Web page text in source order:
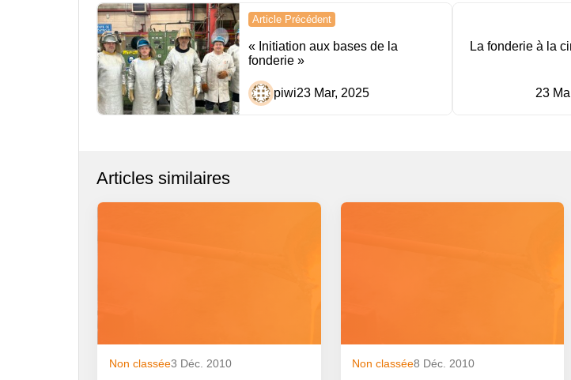
Navigation
de
l’article
Article Précédent
« Initiation aux bases de la
fonderie »
piwi23 Mar, 2025
La fonderie à la
23
Articles similaires
Non classée3 Déc. 2010 Non classée8 Déc. 2010